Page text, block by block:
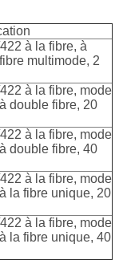
à la fibre, à
multimode, 2
à la fibre, mode
double fibre, 20
à la fibre, mode
double fibre, 40
à la fibre, mode
la fibre unique, 20
à la fibre, mode
la fibre unique, 40